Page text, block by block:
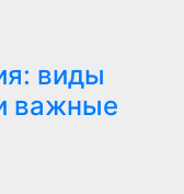
виды
важные